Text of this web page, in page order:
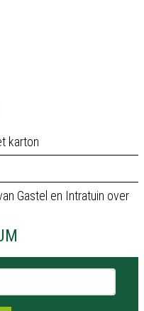
karton
Gastel en Intratuin over